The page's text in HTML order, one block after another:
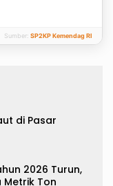
Sumber: SP2KP Kemendag RI
di Pasar
2026 Turun,
Ton